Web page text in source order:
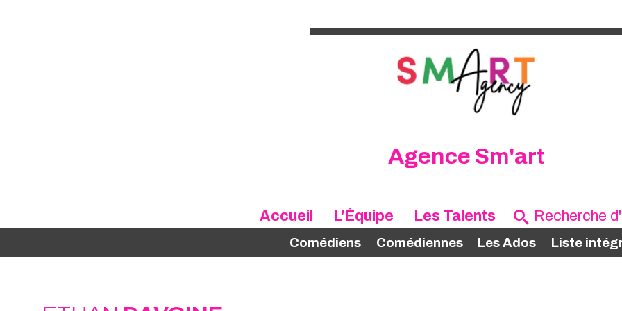
Agence Sm'art
Accueil L'Équipe Les Talents
Comédiens Comédiennes Les Ados Liste